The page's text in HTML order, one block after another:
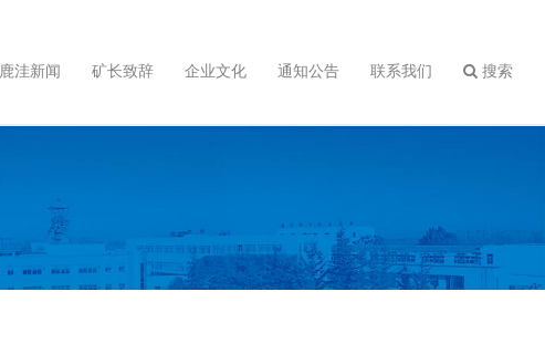
鹿洼新闻 矿长致辞 企业文化 通知公告 联系我们 搜索